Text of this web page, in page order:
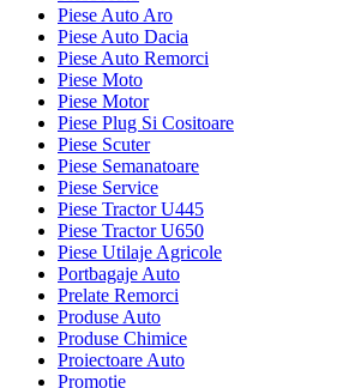
Piese Auto Aro
Piese Auto Dacia
Piese Auto Remorci
Piese Moto
Piese Motor
Piese Plug Si Cositoare
Piese Scuter
Piese Semanatoare
Piese Service
Piese Tractor U445
Piese Tractor U650
Piese Utilaje Agricole
Portbagaje Auto
Prelate Remorci
Produse Auto
Produse Chimice
Proiectoare Auto
Promotie